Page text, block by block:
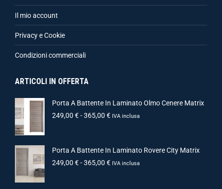
Il mio account
Privacy e Cookie
Condizioni commerciali
ARTICOLI IN OFFERTA
Porta A Battente In Laminato Olmo Cenere Matrix
249,00 €-365,00 € IVA inclusa
Porta A Battente In Laminato Rovere City Matrix
249,00 €-365,00 € IVA inclusa